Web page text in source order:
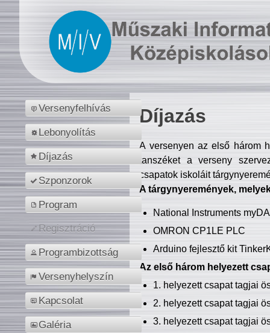
Versenyfelhívás
Lebonyolítás
Díjazás
Szponzorok
Program
Regisztráció
Programbizottság
Versenyhelyszín
Kapcsolat
Galéria
Díjazás
A versenyen az első három
tanszéket a verseny
csapatok iskoláit
A tárgynyeremények,
National Instruments
OMRON CP1LE PLC
Arduino fejlesztő kit
Az első három helyezett
1. helyezett csapat tagjai
2. helyezett csapat tagjai
3. helyezett csapat tagjai